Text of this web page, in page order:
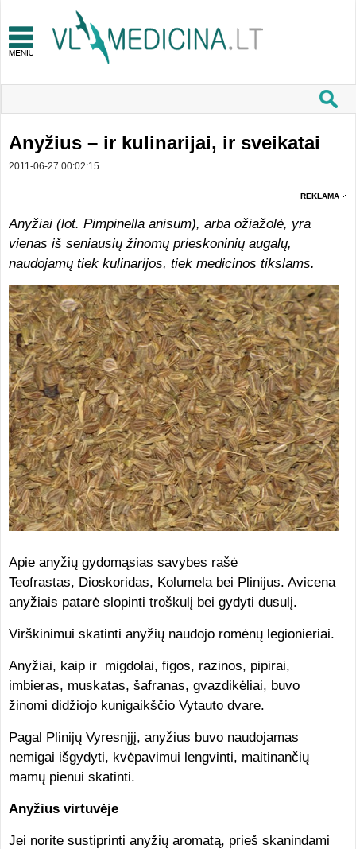
Anyžius – ir kulinarijai, ir sveikatai
2011-06-27 00:02:15
REKLAMA
Anyžiai (lot. Pimpinella anisum), arba ožiažolė, yra
vienas iš seniausių žinomų prieskoninių augalų,
naudojamų tiek kulinarijos, tiek medicinos tikslams.
Apie anyžių gydomąsias savybes rašė
Teofrastas, Dioskoridas, Kolumela bei Plinijus. Avicena
anyžiais patarė slopinti troškulį bei gydyti dusulį.
Virškinimui skatinti anyžių naudojo romėnų legionieriai.
Anyžiai, kaip ir migdolai, figos, razinos, pipirai,
imbieras, muskatas, šafranas, gvazdikėliai, buvo
žinomi didžiojo kunigaikščio Vytauto dvare.
Pagal Plinijų Vyresnįjį, anyžius buvo naudojamas
nemigai išgydyti, kvėpavimui lengvinti, maitinančių
mamų pienui skatinti.
Anyžius virtuvėje
Jei norite sustiprinti anyžių aromatą, prieš skanindami